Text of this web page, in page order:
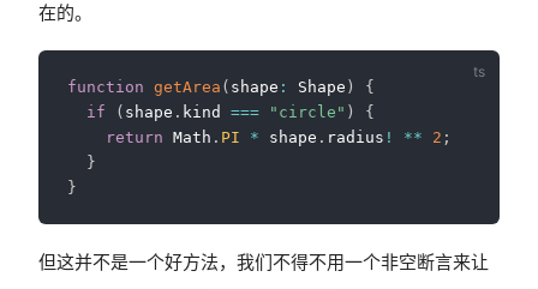
在的。
function getArea ( shape : Shape )
{
if
( shape . kind === "circle" )
{
return Math . PI * shape . radius ! ** 2 ;
}
}
但这并不是一个好方法，我们不得不用一个非空断言来让